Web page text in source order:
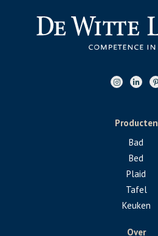
Producten
Bad
Bed
Plaid
Tafel
Keuken
Over